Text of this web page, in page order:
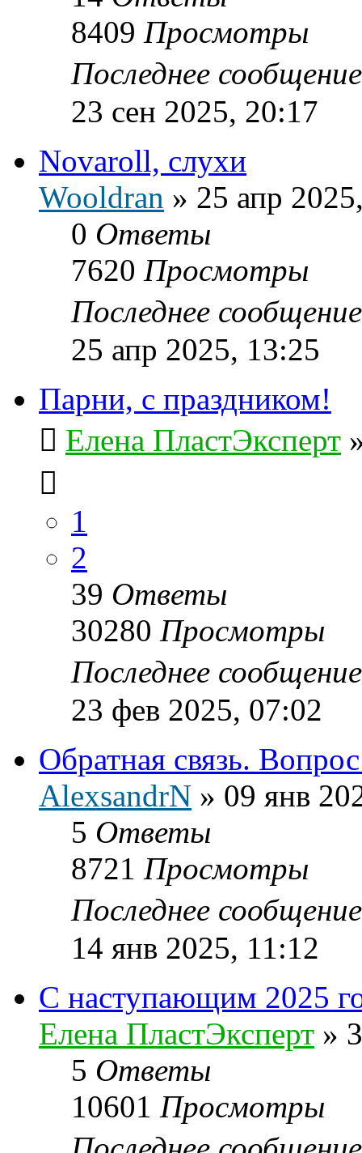
8409 Просмотры
Последнее
23 сен 2025, 20:17
Novaroll, слухи
Wooldran » 25 апр
0 Ответы
7620 Просмотры
Последнее
25 апр 2025, 13:25
Парни, с праздником!
Елена ПластЭксперт
1
2
39 Ответы
30280 Просмотры
Последнее
23 фев 2025, 07:02
Обратная связь.
AlexsandrN » 09 янв
5 Ответы
8721 Просмотры
Последнее
14 янв 2025, 11:12
С наступающим 2025
Елена ПластЭксперт »
5 Ответы
10601 Просмотры